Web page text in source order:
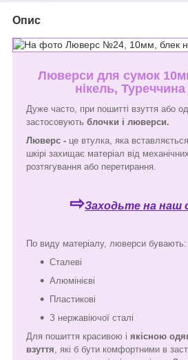
Опис
Люверси для сумок
нікель,
Дуже часто, при пошитті взуття або
застосовують блочки і люверси.
Люверс - це втулка, яка
шкірі захищає матеріал від
розтягування або перетирання.
⇨Заходьте на наш
По виду матеріалу, люверси бувають:
Сталеві
Алюмінієві
Пластикові
З нержавіючої сталі
Для пошиття красивою і якісною
взуття , які б бути комфортними в